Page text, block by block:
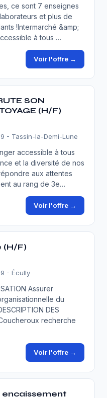
ce sont 7 enseignes
et plus de
!Intermarché &amp;
à tous …
Voir l'offre →
SON
(H/F)
- Tassin-la-Demi-Lune
accessible à tous
et la diversité de nos
aux attentes
au rang de 3e…
Voir l'offre →
(H/F)
- Écully
Assurer
du
DES
recherche
Voir l'offre →
encaissement